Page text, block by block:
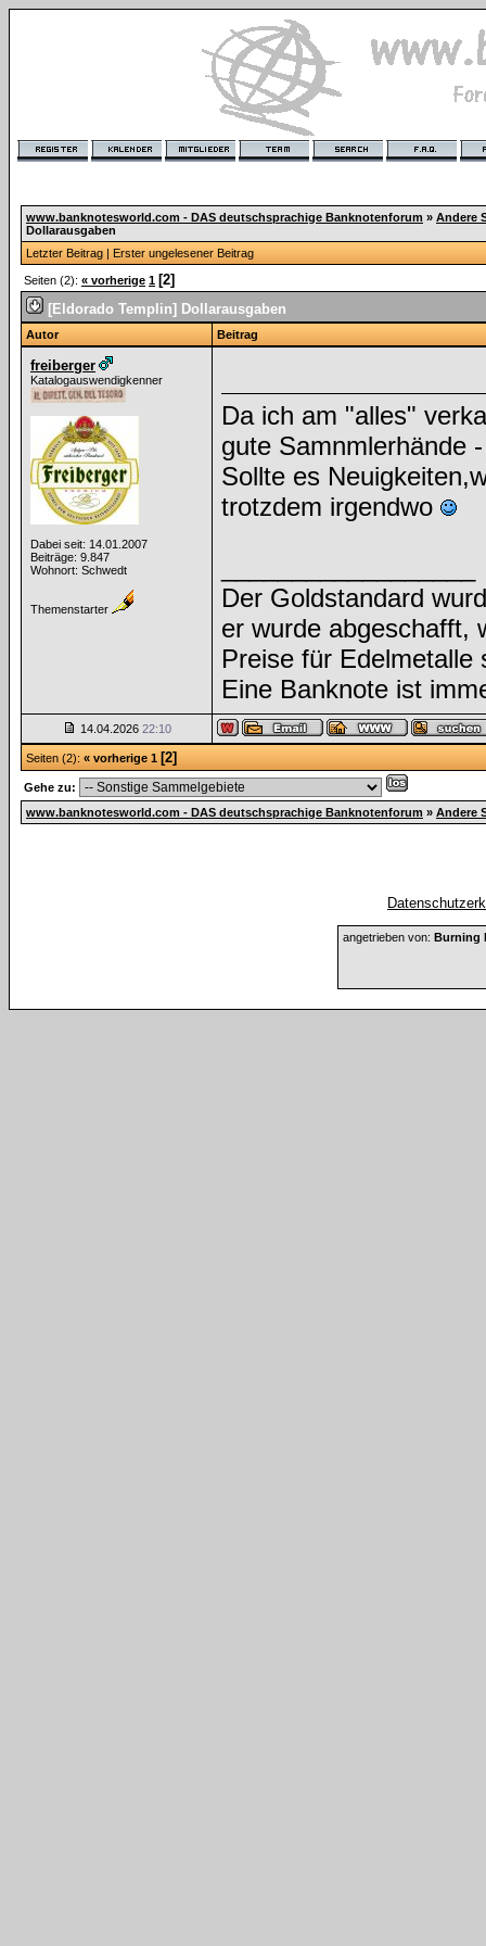
www.banknotesworld.com - DAS deutschsprachige Banknotenforum » Andere
Dollarausgaben
Letzter Beitrag | Erster ungelesener Beitrag
Seiten (2): « vorherige 1 [2]
[Eldorado Templin] Dollarausgaben
Autor Beitrag
freiberger
Katalogauswendigkenner
Dabei seit: 14.01.2007
Beiträge: 9.847
Wohnort: Schwedt
Themenstarter
Da ich am "alles"
gute Samnmlerhände
Sollte es
trotzdem irgendwo
Der Goldstandard
er wurde abgeschafft,
Preise für Edelmetalle
Eine Banknote ist
14.04.2026 22:10
Seiten (2): « vorherige 1 [2]
Gehe zu:
www.banknotesworld.com - DAS deutschsprachige Banknotenforum » Andere
angetrieben von: Burning